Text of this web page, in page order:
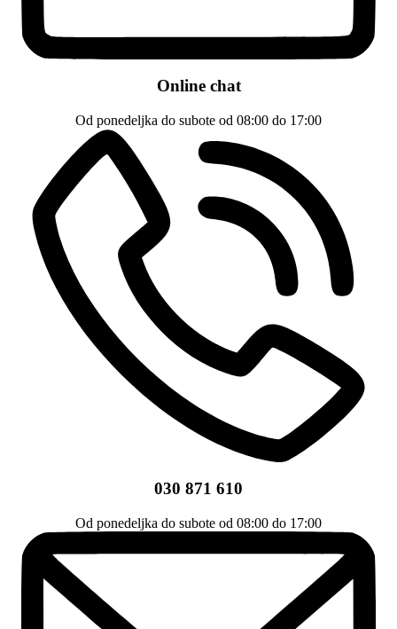
Online chat
Od ponedeljka do subote od 08:00 do 17:00
030 871 610
Od ponedeljka do subote od 08:00 do 17:00